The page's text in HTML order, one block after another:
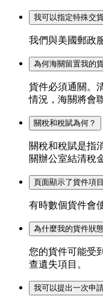
我可以指定特殊交
我們與美國郵政
為何海關留置我的
貨件必須通關。
情況，海關將會
關稅和稅賦為何？
關稅和稅賦是指
關辦公室結清稅
頁面顯示了貨件項
有時數個貨件會
為什麼我的貨件狀
您的貨件可能受
查遺失項目。
我可以提出一次申